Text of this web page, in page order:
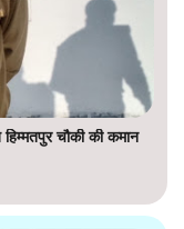
चौकी की कमान